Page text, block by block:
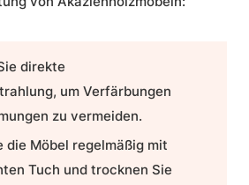
direkte
um Verfärbungen
zu vermeiden.
die Möbel regelmäßig mit
Tuch und trocknen Sie